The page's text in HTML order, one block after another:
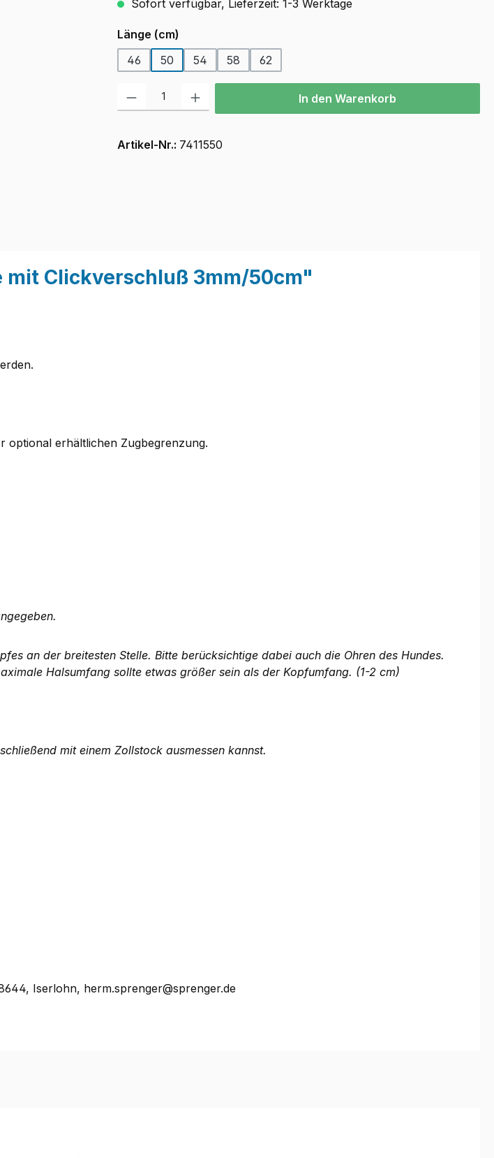
Sofort verfügbar, Lieferzeit: 1-3 Werktage
Länge (cm)
46
50 54 58 62
Produkt Anzahl: Gib den gewünschten Wert ein oder benutze die Schaltflächen
In den Warenkorb
Artikel-Nr.: 7411550
Clickverschluß 3mm/50cm"
optional erhältlichen Zugbegrenzung.
an der breitesten Stelle. Bitte berücksichtige dabei auch die Ohren des Hundes.
Halsumfang sollte etwas größer sein als der Kopfumfang. (1-2 cm)
mit einem Zollstock ausmessen kannst.
Iserlohn, herm.sprenger@sprenger.de